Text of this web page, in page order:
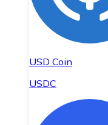
USD Coin
USDC